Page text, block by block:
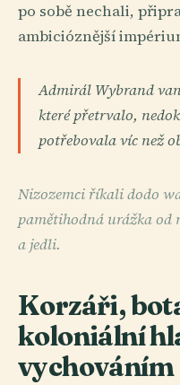
po sobě nechali,
ambicióznější
Admirál Wybrand
které přetrvalo,
potřebovala víc než
Nizozemci říkali dodo
pamětihodná urážka
a jedli.
Korzáři,
koloniální
vychováním